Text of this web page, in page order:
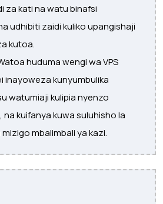
za kati na watu binafsi
udhibiti zaidi kuliko upangishaji
kutoa.
huduma wengi wa VPS
inayoweza kunyumbulika
watumiaji kulipia nyenzo
kuifanya kuwa suluhisho la
mbalimbali ya kazi.